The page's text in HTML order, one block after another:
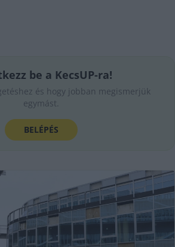
be a KecsUP-ra!
és hogy jobban megismerjük
egymást.
BELÉPÉS